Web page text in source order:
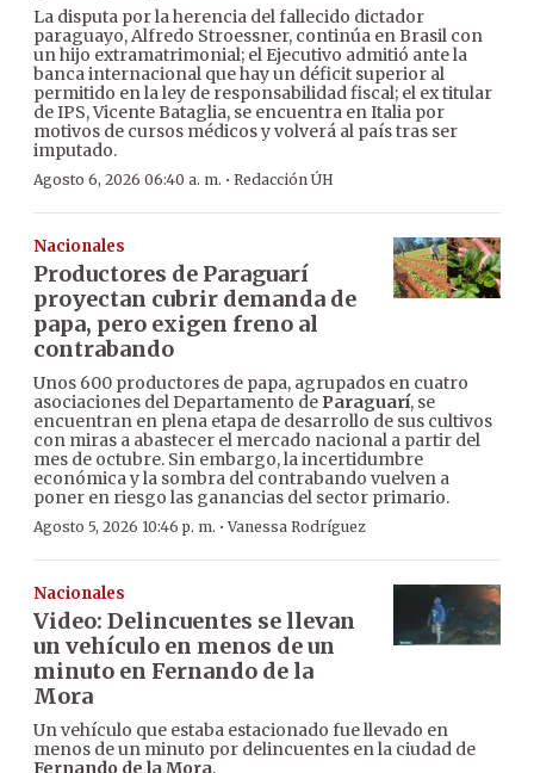
La disputa por la herencia del fallecido dictador
paraguayo, Alfredo Stroessner, continúa en Brasil con
un hijo extramatrimonial; el Ejecutivo admitió ante la
banca internacional que hay un déficit superior al
permitido en la ley de responsabilidad fiscal; el ex titular
de IPS, Vicente Bataglia, se encuentra en Italia por
motivos de cursos médicos y volverá al país tras ser
imputado.
Agosto 6, 2026 06:40 a. m. · Redacción ÚH
Nacionales
Productores de Paraguarí
proyectan cubrir demanda de
papa, pero exigen freno al
contrabando
Unos 600 productores de papa, agrupados en cuatro
asociaciones del Departamento de Paraguarí, se
encuentran en plena etapa de desarrollo de sus cultivos
con miras a abastecer el mercado nacional a partir del
mes de octubre. Sin embargo, la incertidumbre
económica y la sombra del contrabando vuelven a
poner en riesgo las ganancias del sector primario.
Agosto 5, 2026 10:46 p. m. ·Vanessa Rodríguez
Nacionales
Video: Delincuentes se llevan
un vehículo en menos de un
minuto en Fernando de la
Mora
Un vehículo que estaba estacionado fue llevado en
menos de un minuto por delincuentes en la ciudad de
Fernando de la Mora.